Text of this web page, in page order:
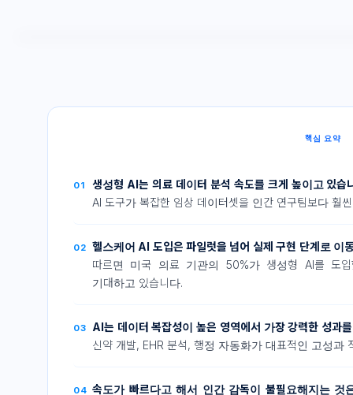
핵심 요약
01
생성형 AI는 의료 데이터 분석 속도를 크게 높이고 있습
AI 도구가 복잡한 임상 데이터셋을 인간 연구팀보다 훨
02 헬스케어 AI 도입은 파일럿을 넘어 실제 구현 단계로 이
따르면 미국 의료 기관의 50%가 생성형 AI를 도
기대하고 있습니다.
03
AI는 데이터 복잡성이 높은 영역에서 가장 강력한 성과
신약 개발, EHR 분석, 행정 자동화가 대표적인 고성과
04 속도가 빠르다고 해서 인간 감독이 불필요해지는 것